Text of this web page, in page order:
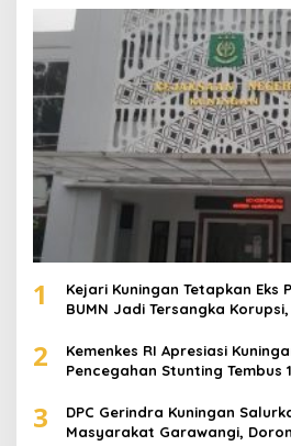
1
Kejari Kuningan Tetapkan Eks
BUMN Jadi Tersangka
2
Kemenkes RI Apresiasi
Pencegahan Stunting Tembus
3
DPC Gerindra Kuningan
Masyarakat Garawangi,